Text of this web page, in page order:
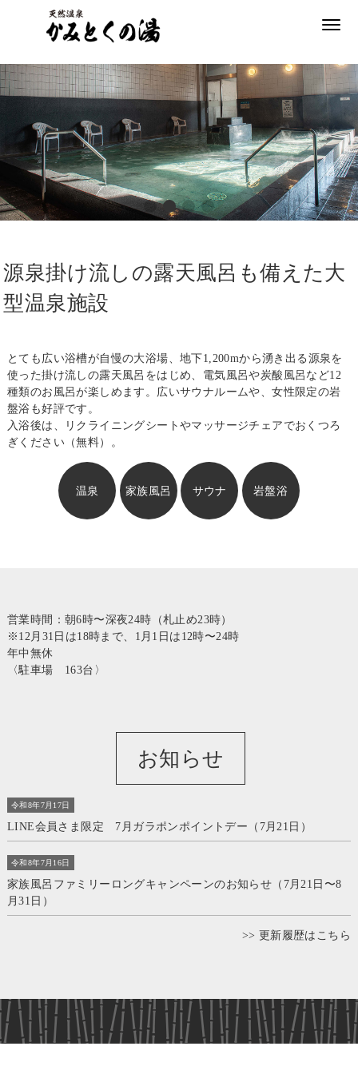
温
泉
温
泉
家
族
風
ウ
ナ
浴
施
設
料
ら
せ
源泉掛け流しの露天風呂も備えた大
型温泉施設
とても広い浴槽が自慢の大浴場、地下1,200mから湧き出る源泉を
使った掛け流しの露天風呂をはじめ、電気風呂や炭酸風呂など12
種類のお風呂が楽しめます。広いサウナルームや、女性限定の岩
盤浴も好評です。
入浴後は、リクライニングシートやマッサージチェアでおくつろ
ぎください（無料）。
温泉 家族風呂 サウナ 岩盤浴
営業時間：朝6時〜深夜24時（札止め23時）
※12月31日は18時まで、1月1日は12時〜24時
年中無休
〈駐車場 163台〉
お知らせ
令和8年7月17日
LINE会員さま限定 7月ガラポンポイントデー（7月21日）
令和8年7月16日
家族風呂ファミリーロングキャンペーンのお知らせ（7月21日〜8
月31日）
>> 更新履歴はこちら